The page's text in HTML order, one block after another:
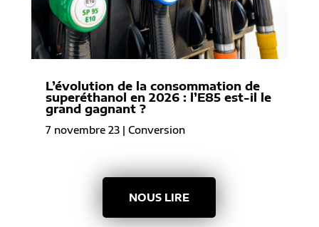
L’évolution de la consommation de
superéthanol en 2026 : l’E85 est-il le
grand gagnant ?
7 novembre 23| Conversion
NOUS LIRE